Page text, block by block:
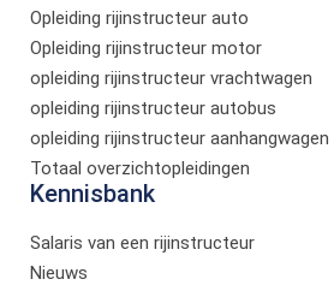
Opleiding rijinstructeur auto
Opleiding rijinstructeur motor
opleiding rijinstructeur vrachtwagen
opleiding rijinstructeur autobus
opleiding rijinstructeur aanhangwagen
Totaal overzichtopleidingen
Kennisbank
Salaris van een rijinstructeur
Nieuws